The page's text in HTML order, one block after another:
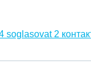
soglasovat 2